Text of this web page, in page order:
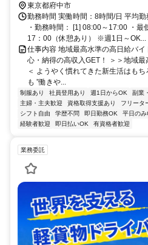
く活躍しています。
東京都府中市
勤務時間 実働時間：8時間/日 平均
・勤務時間： [1] 08:00～17:00 ・
17：00（休憩あり） ※週1日～OK...
仕事内容 地域最高水準の高日給バ
心・納得の高収入GET！ ＞＞地域
＜ ようやく慣れてきた新生活はも
も ”働きや...
制服あり 社員登用あり 週1日からOK 副業
主婦・主夫歓迎
資格取得支援あり フリータ
シフト自由
学歴不問 即日勤務OK 平日のみ
経験者歓迎
即日払いOK 有資格者歓迎
業務委託